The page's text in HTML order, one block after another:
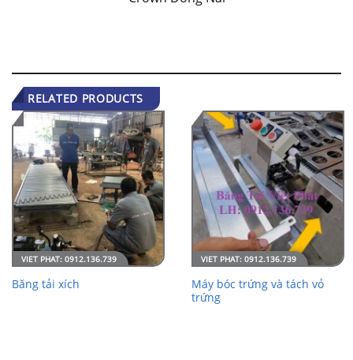
RELATED PRODUCTS
Băng tải xích
Máy bóc trứng và tách vỏ
trứng